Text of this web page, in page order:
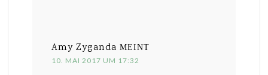
Amy Zyganda MEINT
10. MAI 2017 UM 17:32